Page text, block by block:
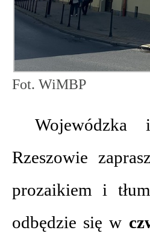
Fot. WiMBP
Rzeszowie
prozaikiem i
odbędzie się w